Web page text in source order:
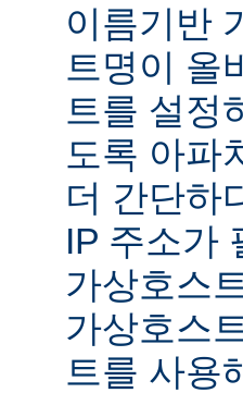
이름기반
트명이 올
트를 설정
도록 아파
더 간단하
IP 주소가
가상호스
가상호스
트를 사용